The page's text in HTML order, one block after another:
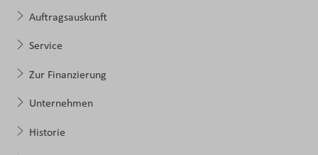
Auftragsauskunft
Service
Zur Finanzierung
Unternehmen
Historie